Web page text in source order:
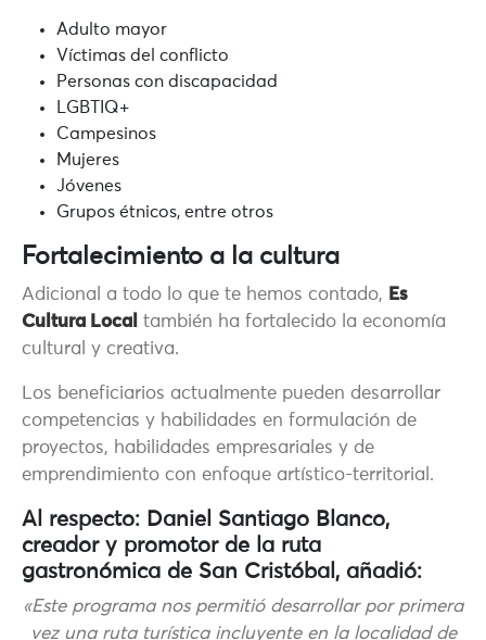
Adulto mayor
Víctimas del conflicto
Personas con discapacidad
LGBTIQ+
Campesinos
Mujeres
Jóvenes
Grupos étnicos, entre otros
Fortalecimiento a la cultura
Adicional a todo lo que te hemos contado, Es
Cultura Local también ha fortalecido la economía
cultural y creativa.
Los beneficiarios actualmente pueden desarrollar
competencias y habilidades en formulación de
proyectos, habilidades empresariales y de
emprendimiento con enfoque artístico-territorial.
Al respecto: Daniel Santiago Blanco,
creador y promotor de la ruta
gastronómica de San Cristóbal, añadió:
«Este programa nos permitió desarrollar por primera
vez una ruta turística incluyente en la localidad de